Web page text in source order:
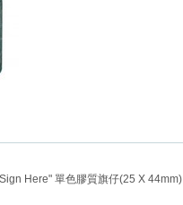
Here" 單色膠質旗仔(25 X 44mm)